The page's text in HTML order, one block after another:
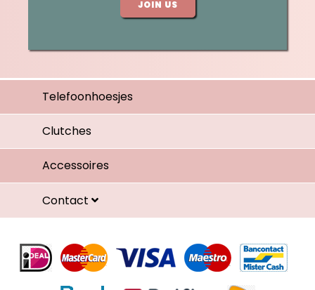
JOIN US
Telefoonhoesjes
Clutches
Accessoires
Contact